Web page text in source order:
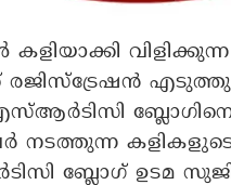
രജിസ്‌ട്രേഷന്‍
നടത്തുന്ന
ബ്ലോഗ് ഉടമ